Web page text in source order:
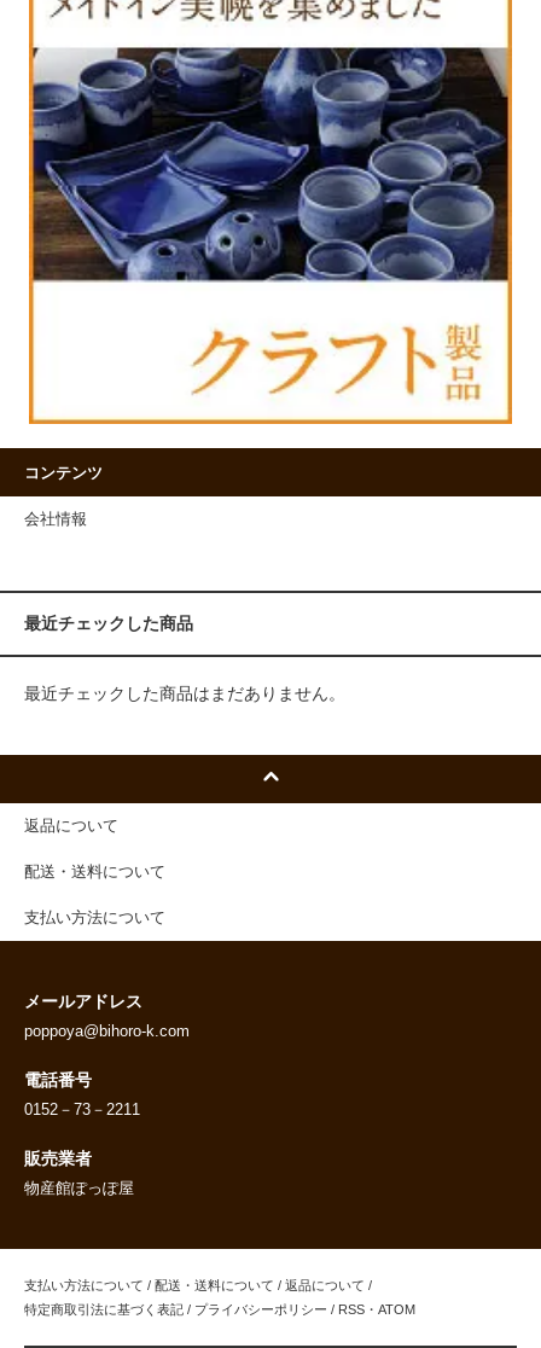
コンテンツ
会社情報
最近チェックした商品
最近チェックした商品はまだありません。
返品について
配送・送料について
支払い方法について
メールアドレス
poppoya@bihoro-k.com
電話番号
0152－73－2211
販売業者
物産館ぽっぽ屋
支払い方法について / 配送・送料について / 返品について /
特定商取引法に基づく表記 / プライバシーポリシー / RSS ・ ATOM